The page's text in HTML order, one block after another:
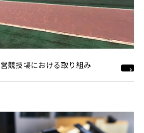
競技場における取り組み